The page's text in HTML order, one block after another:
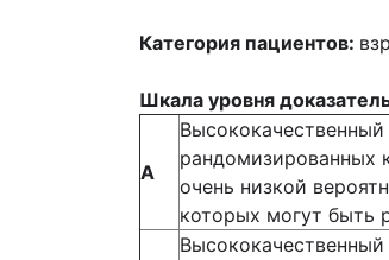
Категория пациентов:
Шкала уровня
А
рандомизированных
очень низкой
которых могут быть